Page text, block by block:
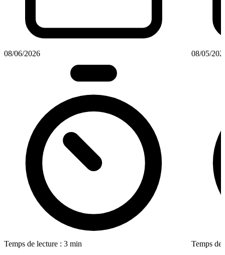
08/06/2026
Temps de lecture : 3 min
08/05/
Temps de